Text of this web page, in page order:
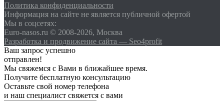
Политика конфиденциальности
Информация на сайте не является публичной офертой
Мы в соцсетях:
Euro-nasos.ru © 2008-2026, Москва
Разработка и продвижение сайта — Seo4profit
Ваш запрос успешно
отправлен!
Мы свяжемся с Вами в ближайшее время.
Получите бесплатную консультацию
Оставьте свой номер телефона
и наш специалист свяжется с вами